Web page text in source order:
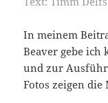
In meinem
Beaver gebe
und zur
Fotos zeigen